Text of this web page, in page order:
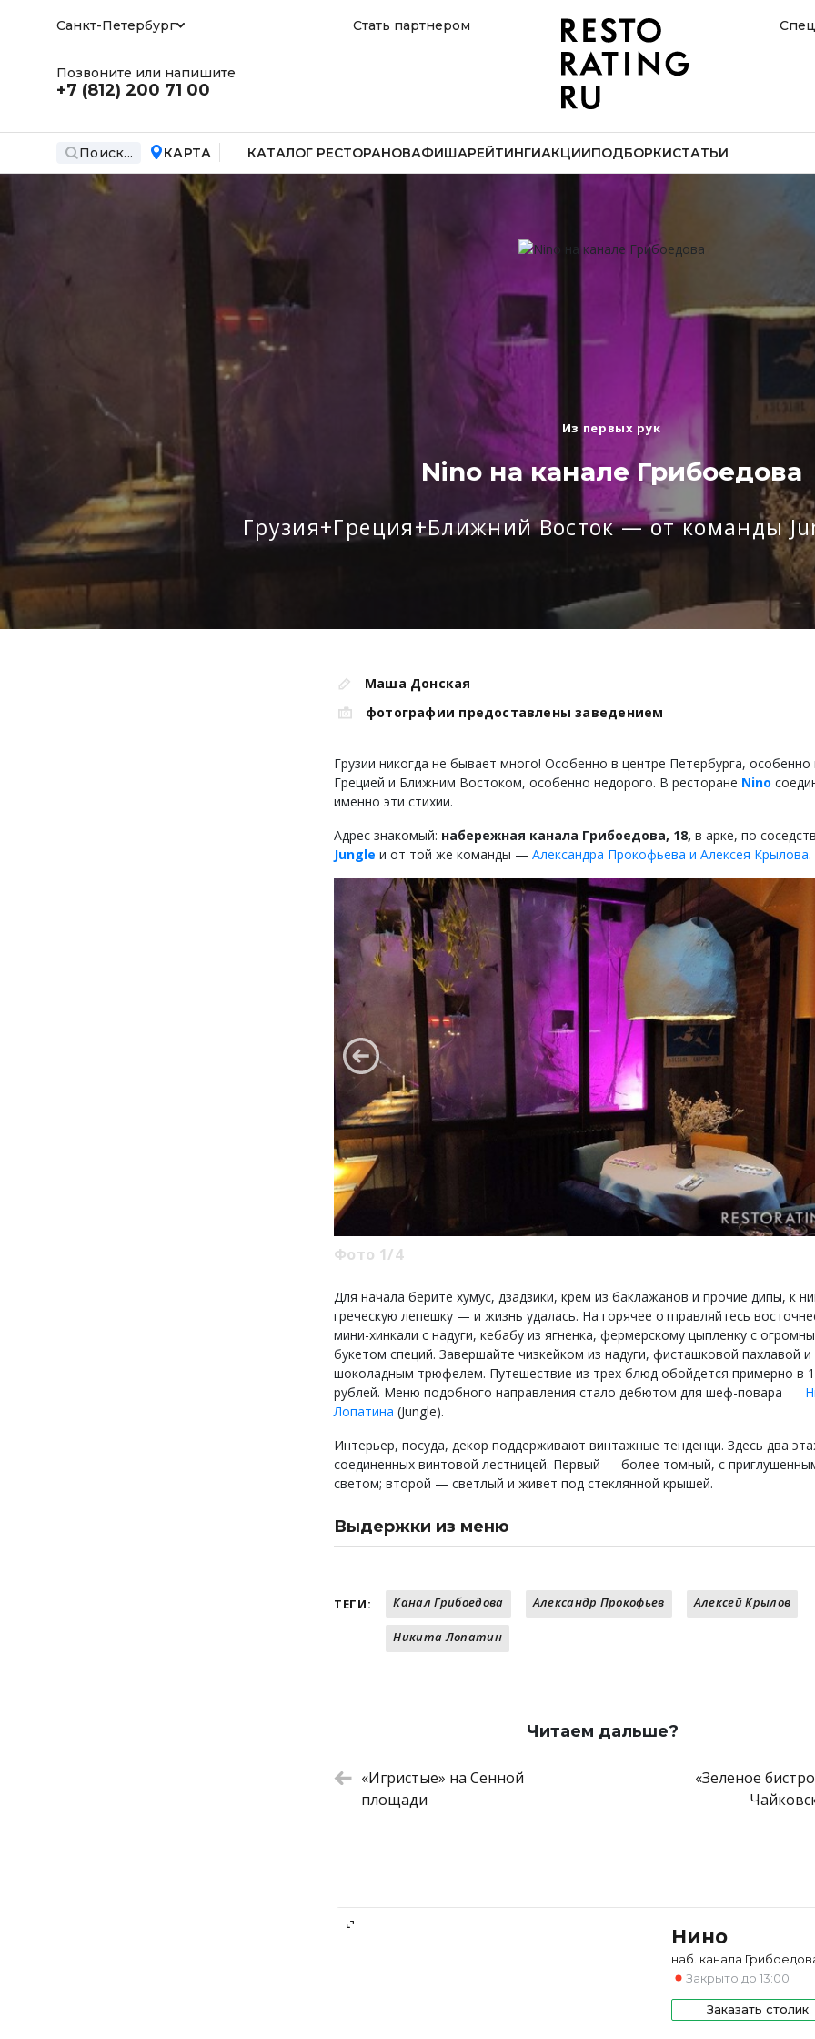
Санкт-Петербург Стать партнером
Позвоните или напишите
+7 (812) 200 71 00
Поиск... КАРТА КАТАЛОГ РЕСТОРАНОВАФИШАРЕЙТИНГИАКЦИИПОДБОРКИСТАТЬИ
Из первых рук
Nino на канале Грибоедова
Грузия+Греция+Ближний Восток — от команды
Маша Донская
фотографии предоставлены заведением
Грузии никогда не бывает много! Особенно в центре Петербурга, особенно
Грецией и Ближним Востоком, особенно недорого. В ресторане Nino
именно эти стихии.
Адрес знакомый: набережная канала Грибоедова, 18, в арке, по
Jungle и от той же команды — Александра Прокофьева и Алексея Крылова.
Фото 1/4
Для начала берите хумус, дзадзики, крем из баклажанов и прочие дипы, к
греческую лепешку — и жизнь удалась. На горячее отправляйтесь
мини-хинкали с надуги, кебабу из ягненка, фермерскому цыпленку с
букетом специй. Завершайте чизкейком из надуги, фисташковой пахлавой и
шоколадным трюфелем. Путешествие из трех блюд обойдется примерно в
рублей. Меню подобного направления стало дебютом для шеф-повара
Лопатина (Jungle).
Интерьер, посуда, декор поддерживают винтажные тенденци. Здесь два
соединенных винтовой лестницей. Первый — более томный, с
светом; второй — светлый и живет под стеклянной крышей.
Выдержки из меню
Фермерский цыпленок
Халуми на гриле
ТЕГИ: Канал Грибоедова Александр Прокофьев Алексей Крылов
Никита Лопатин
Читаем дальше?
«Игристые» на Сенной
площади
«Зеленое
Нино
наб. канала
Закрыто до 13:00
Заказать столик